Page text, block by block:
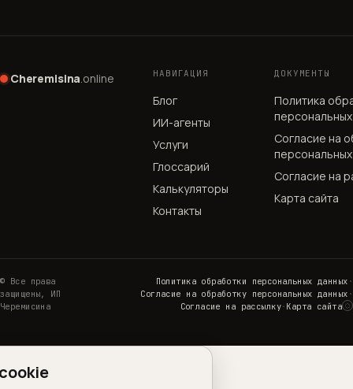
Cheremisina.online НАВИГАЦИЯ
Блог
ИИ-агенты
Услуги
Глоссарий
Калькуляторы
Контакты
ДОКУМЕНТЫ
Политика
Согласие на
Согласие на
Карта сайта
© Все права
защищены, ИП
Черемисина
Политика обработки персональных данных ·
Согласие на обработку персональных данных ·
Согласие на рассылку· Карта сайта ◌